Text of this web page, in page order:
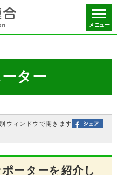
メニュー
ター
ウィンドウで開きます
ーターを紹介し